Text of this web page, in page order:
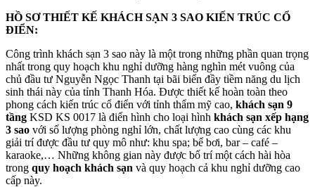
HỒ SƠ THIẾT KẾ KHÁCH SẠN 3 SAO KIẾN TRÚC CỔ
ĐIỂN:
Công trình khách sạn 3 sao này là một trong những phần quan trọng
nhất trong quy hoạch khu nghỉ dưỡng hàng nghìn mét vuông của
chủ đầu tư Nguyễn Ngọc Thanh tại bãi biển đầy tiềm năng du lịch
sinh thái này của tỉnh Thanh Hóa. Được thiết kế hoàn toàn theo
phong cách kiến trúc cổ điển với tỉnh thẩm mỹ cao, khách sạn 9
tầng KSD KS 0017 là điển hình cho loại hình khách sạn xếp hạng
3 sao với số lượng phòng nghỉ lớn, chất lượng cao cùng các khu
giải trí được đầu tư quy mô như: khu spa; bể bơi, bar – café –
karaoke,… Những không gian này được bố trí một cách hài hòa
trong quy hoạch khách sạn và quy hoạch cả khu nghỉ dưỡng cao
cấp này.